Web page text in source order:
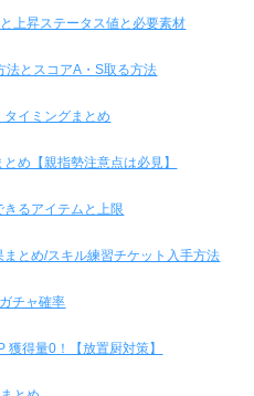
上昇ステータス値と必要素材
法とスコアA・S取る方法
イミングまとめ
め【親指勢注意点は必見】
るアイテムと上限
とめ/スキル練習チケット入手方法
チャ確率
得量0！【放置厨対策】